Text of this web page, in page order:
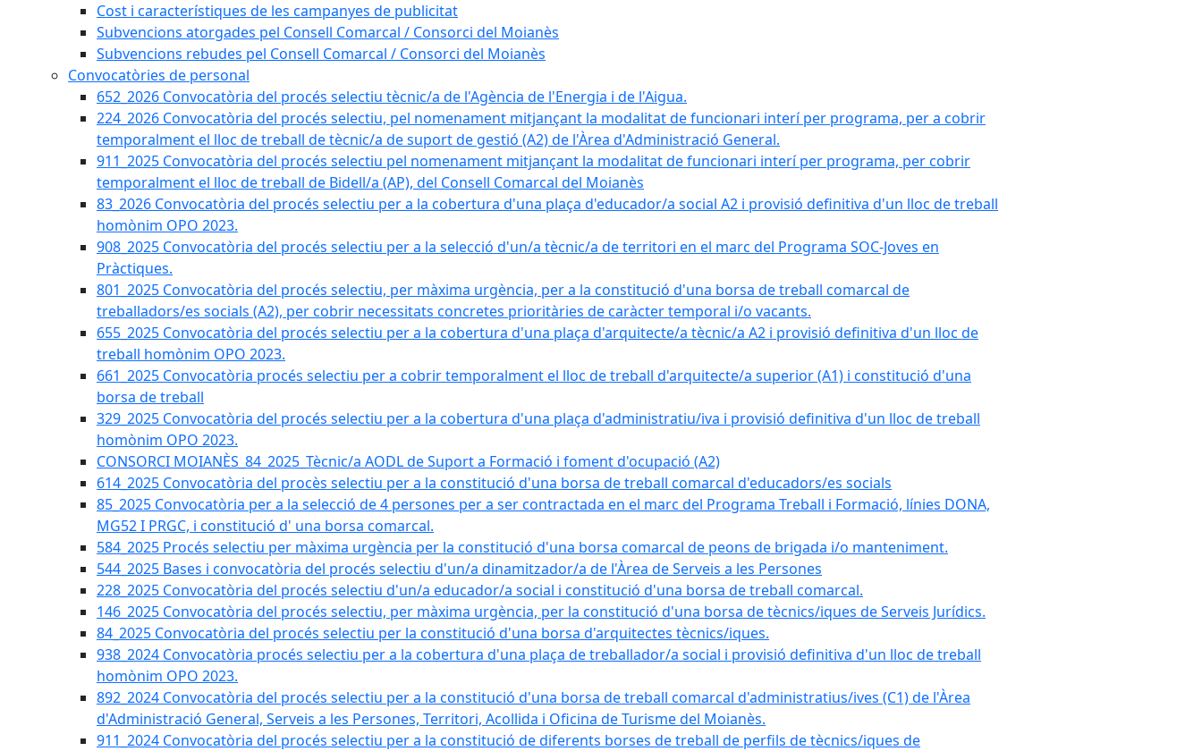
Cost i característiques de les campanyes de publicitat
Subvencions atorgades pel Consell Comarcal / Consorci del Moianès
Subvencions rebudes pel Consell Comarcal / Consorci del Moianès
Convocatòries de personal
652_2026 Convocatòria del procés selectiu tècnic/a de l'Agència de l'Energia i de l'Aigua.
224_2026 Convocatòria del procés selectiu, pel nomenament mitjançant la modalitat de funcionari interí per programa, per a cobrir
temporalment el lloc de treball de tècnic/a de suport de gestió (A2) de l'Àrea d'Administració General.
911_2025 Convocatòria del procés selectiu pel nomenament mitjançant la modalitat de funcionari interí per programa, per cobrir
temporalment el lloc de treball de Bidell/a (AP), del Consell Comarcal del Moianès
83_2026 Convocatòria del procés selectiu per a la cobertura d'una plaça d'educador/a social A2 i provisió definitiva d'un lloc de treball
homònim OPO 2023.
908_2025 Convocatòria del procés selectiu per a la selecció d'un/a tècnic/a de territori en el marc del Programa SOC-Joves en
Pràctiques.
801_2025 Convocatòria del procés selectiu, per màxima urgència, per a la constitució d'una borsa de treball comarcal de
treballadors/es socials (A2), per cobrir necessitats concretes prioritàries de caràcter temporal i/o vacants.
655_2025 Convocatòria del procés selectiu per a la cobertura d'una plaça d'arquitecte/a tècnic/a A2 i provisió definitiva d'un lloc de
treball homònim OPO 2023.
661_2025 Convocatòria procés selectiu per a cobrir temporalment el lloc de treball d'arquitecte/a superior (A1) i constitució d'una
borsa de treball
329_2025 Convocatòria del procés selectiu per a la cobertura d'una plaça d'administratiu/iva i provisió definitiva d'un lloc de treball
homònim OPO 2023.
CONSORCI MOIANÈS_84_2025_Tècnic/a AODL de Suport a Formació i foment d'ocupació (A2)
614_2025 Convocatòria del procès selectiu per a la constitució d'una borsa de treball comarcal d'educadors/es socials
85_2025 Convocatòria per a la selecció de 4 persones per a ser contractada en el marc del Programa Treball i Formació, línies DONA,
MG52 I PRGC, i constitució d' una borsa comarcal.
584_2025 Procés selectiu per màxima urgència per la constitució d'una borsa comarcal de peons de brigada i/o manteniment.
544_2025 Bases i convocatòria del procés selectiu d'un/a dinamitzador/a de l'Àrea de Serveis a les Persones
228_2025 Convocatòria del procés selectiu d'un/a educador/a social i constitució d'una borsa de treball comarcal.
146_2025 Convocatòria del procés selectiu, per màxima urgència, per la constitució d'una borsa de tècnics/iques de Serveis Jurídics.
84_2025 Convocatòria del procés selectiu per la constitució d'una borsa d'arquitectes tècnics/iques.
938_2024 Convocatòria procés selectiu per a la cobertura d'una plaça de treballador/a social i provisió definitiva d'un lloc de treball
homònim OPO 2023.
892_2024 Convocatòria del procés selectiu per a la constitució d'una borsa de treball comarcal d'administratius/ives (C1) de l'Àrea
d'Administració General, Serveis a les Persones, Territori, Acollida i Oficina de Turisme del Moianès.
911_2024 Convocatòria del procés selectiu per a la constitució de diferents borses de treball de perfils de tècnics/iques de